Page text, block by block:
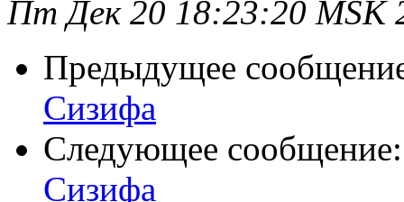
Пт Дек 20 18:23:20 MSK
Предыдущее
Сизифа
Следующее
Сизифа